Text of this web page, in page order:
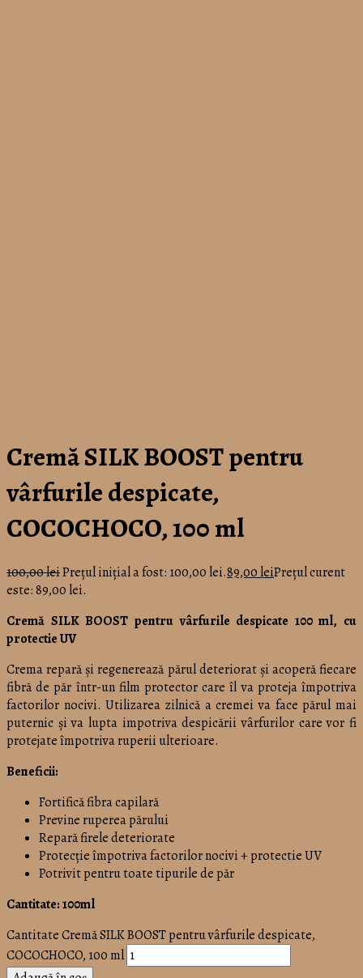
Cremă SILK BOOST pentru
vârfurile despicate,
COCOCHOCO, 100 ml
100,00leiPrețul inițial a fost: 100,00 lei.89,00 leiPrețul curent
este: 89,00 lei.
Cremă SILK BOOST pentru vârfurile despicate 100 ml, cu
protectie UV
Crema repară și regenerează părul deteriorat și acoperă fiecare
fibră de păr într-un film protector care îl va proteja împotriva
factorilor nocivi. Utilizarea zilnică a cremei va face părul mai
puternic și va lupta impotriva despicării vârfurilor care vor fi
protejate împotriva ruperii ulterioare.
Beneficii:
Fortifică fibra capilară
Previne ruperea părului
Repară firele deteriorate
Protecție împotriva factorilor nocivi + protectie UV
Potrivit pentru toate tipurile de păr
Cantitate: 100ml
Cantitate Cremă SILK BOOST pentru vârfurile despicate,
COCOCHOCO, 100 ml